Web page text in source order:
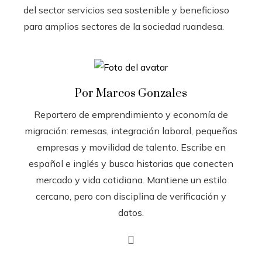
del sector servicios sea sostenible y beneficioso
para amplios sectores de la sociedad ruandesa.
Por Marcos Gonzales
Reportero de emprendimiento y economía de
migración: remesas, integración laboral, pequeñas
empresas y movilidad de talento. Escribe en
español e inglés y busca historias que conecten
mercado y vida cotidiana. Mantiene un estilo
cercano, pero con disciplina de verificación y
datos.